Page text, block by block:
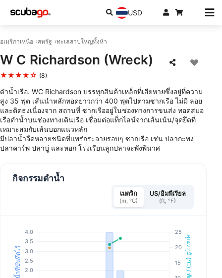
USD
อเมริกาเหนือ สหรัฐ ทะเลสาบใหญ่ทั้งห้า
W C Richardson (Wreck)
★★★★☆ (8)
ดำน้ำเรือ. WC Richardson บรรทุกสินค้าเหล็กที่เสียหายซึ่งอยู่ที่ความ
สูง 35 ฟุต เส้นนำหลักทอดยาวกว่า 400 ฟุตไปตามซากเรือ ไม่มี ลอย
และติดธงเนื่องจาก สถานที่ ซากเรืออยู่ในช่องทางการขนส่ง ทอดสมอ
เรือดำน้ำบนช่องทางเดินเรือ เชื่อมต่อแท็กไลน์จากเส้นเน้น/จุดยึดที่
เหมาะสมกับเส้นบอกแนวหลัก
มีปลาน้ำจืดหลายชนิดที่แพร่กระจายรอบๆ ซากเรือ เช่น ปลากะพง
ปลาคาร์พ ปลาบู่ และหอก โรงเรียนลูกปลาจะพังพินาศ
กิจกรรมดำน้ำ
เมตริก
(m, °C)
US/อิมพีเรียล
(ft, °F)